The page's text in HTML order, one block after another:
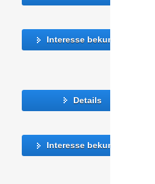
Interesse bekunden
Details
Interesse bekunden